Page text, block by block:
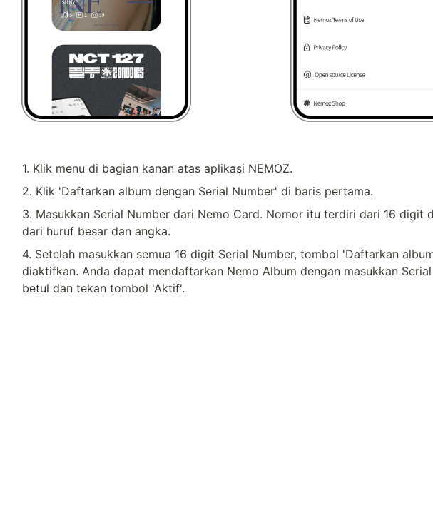
1. Klik menu di bagian kanan atas aplikasi NEMOZ.
2. Klik 'Daftarkan album dengan Serial Number' di baris pertama.
3. Masukkan Serial Number dari Nemo Card. Nomor itu terdiri dari 16 digit
dari huruf besar dan angka.
4. Setelah masukkan semua 16 digit Serial Number, tombol 'Daftarkan
diaktifkan. Anda dapat mendaftarkan Nemo Album dengan masukkan
betul dan tekan tombol 'Aktif'.